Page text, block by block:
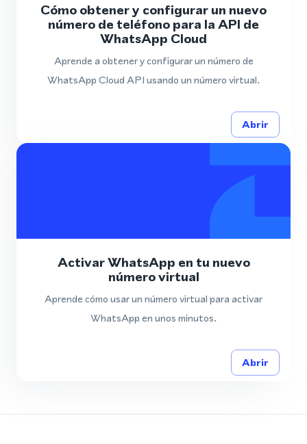
Cómo obtener y configurar un nuevo
número de teléfono para la API de
WhatsApp Cloud
Aprende a obtener y configurar un número de
WhatsApp Cloud API usando un número virtual.
Abrir
Activar WhatsApp en tu nuevo
número virtual
Aprende cómo usar un número virtual para activar
WhatsApp en unos minutos.
Abrir